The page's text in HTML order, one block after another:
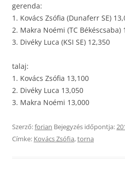
gerenda:
1. Kovács Zsófia (Dunaferr SE)
2. Makra Noémi (TC Békéscsaba)
3. Divéky Luca (KSI SE) 12,350
talaj:
1. Kovács Zsófia 13,100
2. Divéky Luca 13,050
3. Makra Noémi 13,000
Szerző:forian Bejegyzés időpontja:
Címke: Kovács Zsófia,torna